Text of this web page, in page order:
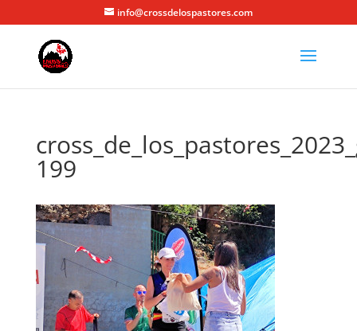
info@crossdelospastores.com
199